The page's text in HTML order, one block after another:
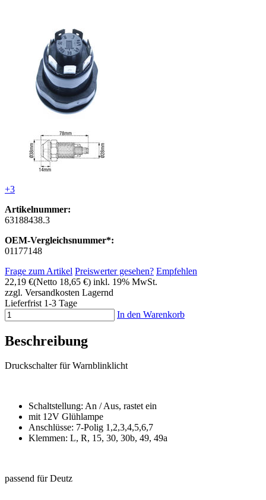
+3
Artikelnummer:
63188438.3
OEM-Vergleichsnummer*:
01177148
Frage zum Artikel Preiswerter gesehen? Empfehlen
22,19 €(Netto 18,65 €) inkl. 19% MwSt.
zzgl. Versandkosten Lagernd
Lieferfrist 1-3 Tage
In den Warenkorb
Beschreibung
Druckschalter für Warnblinklicht
Schaltstellung: An / Aus, rastet ein
mit 12V Glühlampe
Anschlüsse: 7-Polig 1,2,3,4,5,6,7
Klemmen: L, R, 15, 30, 30b, 49, 49a
passend für Deutz